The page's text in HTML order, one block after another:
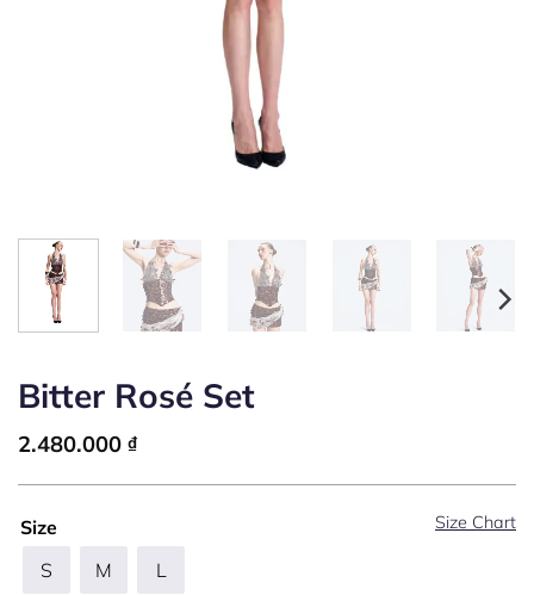
Bitter Rosé Set
2.480.000 ₫
Size Size Chart
S M L